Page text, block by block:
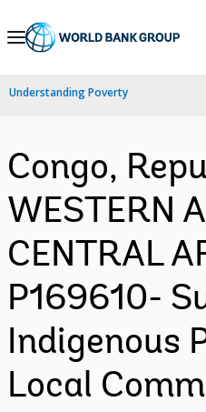
Skip
Navigation
Understanding Poverty
Congo,
WESTERN
CENTRAL
P169610-
Indigenous
Local